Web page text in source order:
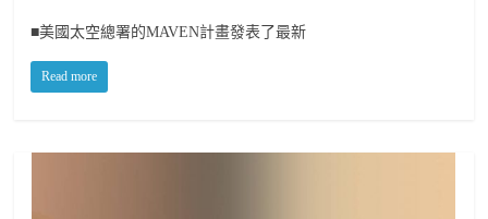
■美國太空總署的MAVEN計畫發表了最新
Read more